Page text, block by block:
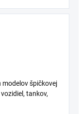
špičkovej
tankov,